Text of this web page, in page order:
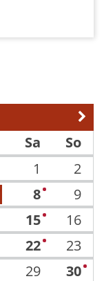
Sa
So
1
2
8 2
9
15 1
16
22 2
23
29 30 1